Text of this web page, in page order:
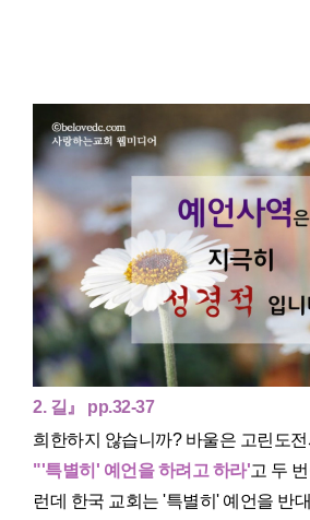
2. 길』 pp.32-37
희한하지 않습니까? 바울은 고린도
"'특별히' 예언을 하려고 하라'고 두
런데 한국 교회는 '특별히' 예언을 반